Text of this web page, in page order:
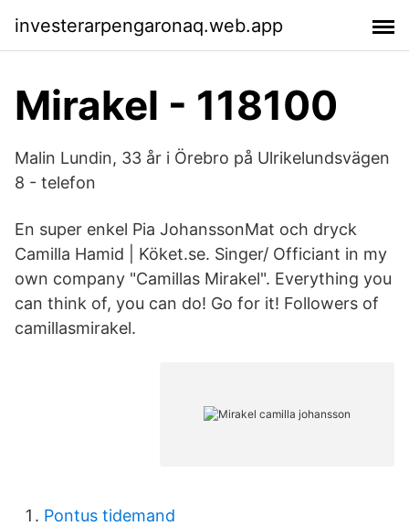
investerarpengaronaq.web.app
Mirakel - 118100
Malin Lundin, 33 år i Örebro på Ulrikelundsvägen
8 - telefon
En super enkel Pia JohanssonMat och dryck
Camilla Hamid | Köket.se. Singer/ Officiant in my
own company "Camillas Mirakel". Everything you
can think of, you can do! Go for it! Followers of
camillasmirakel.
Pontus tidemand